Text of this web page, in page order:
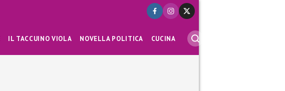
IL TACCUINO VIOLA NOVELLA POLITICA CUCINA